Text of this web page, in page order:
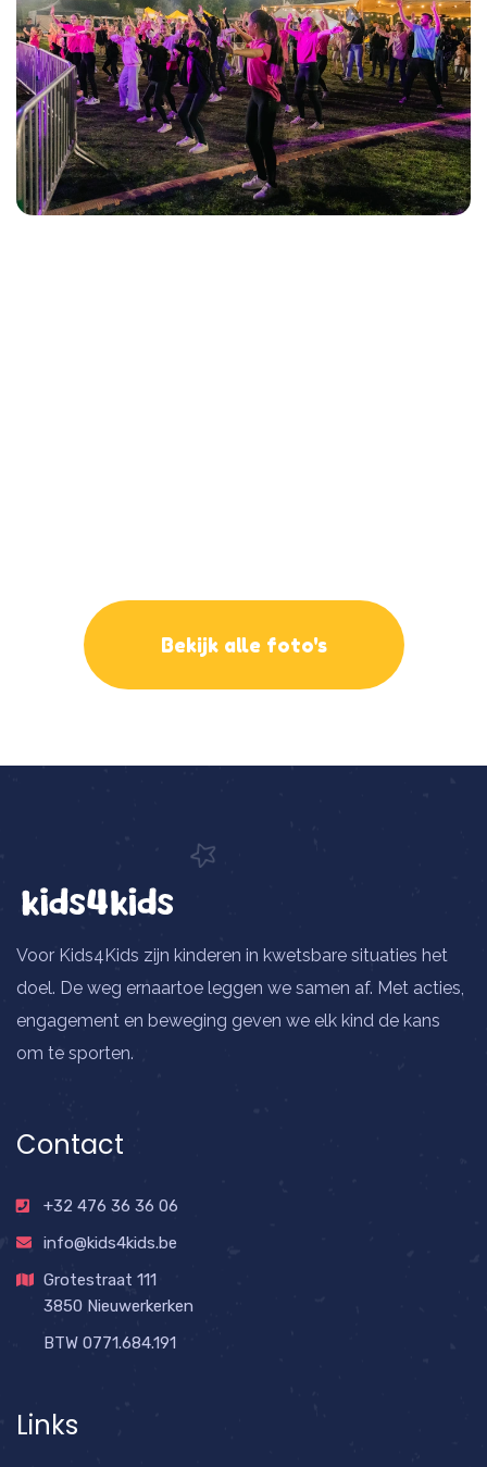
Bekijk alle foto's
Voor Kids4Kids zijn kinderen in kwetsbare situaties het
doel. De weg ernaartoe leggen we samen af. Met acties,
engagement en beweging geven we elk kind de kans
om te sporten.
Contact
+32 476 36 36 06
info@kids4kids.be
Grotestraat 111
3850 Nieuwerkerken
BTW 0771.684.191
Links